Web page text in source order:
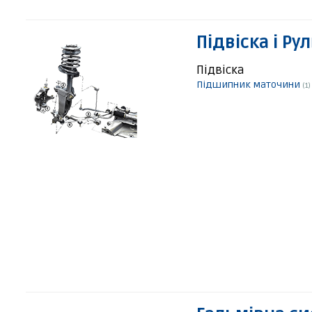
Підвіска і
Підвіска
Підшипник маточини (1)